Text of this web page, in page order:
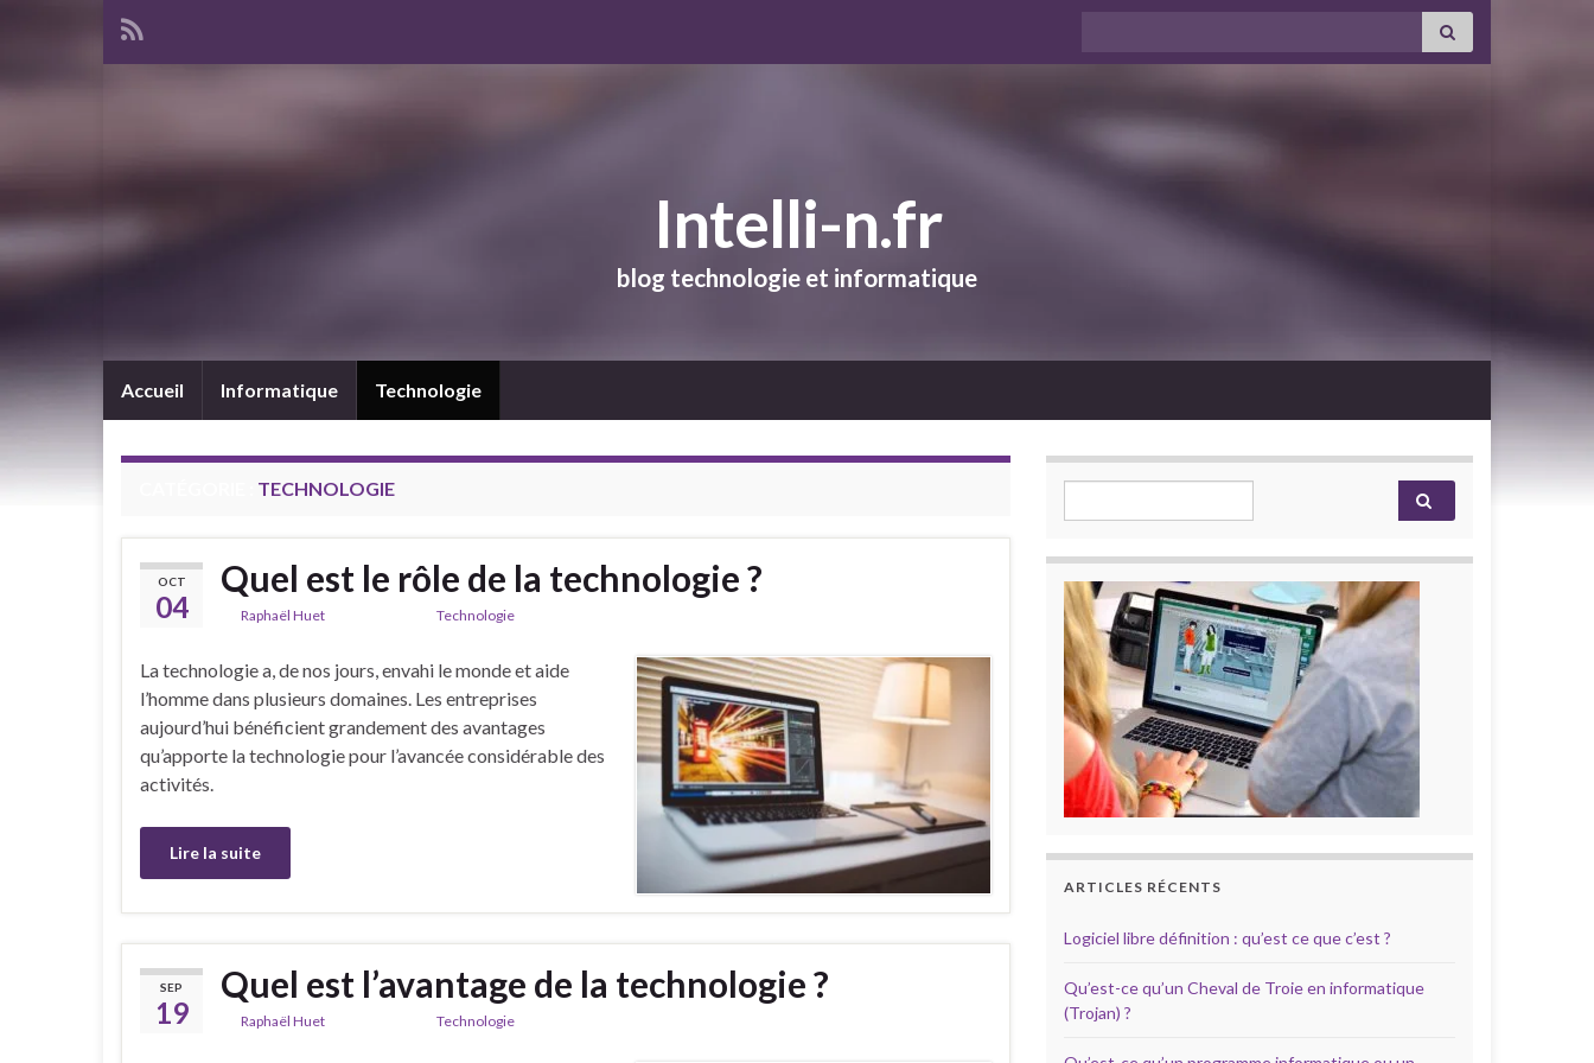
Intelli-n.fr
blog technologie et informatique
Accueil Informatique Technologie
TECHNOLOGIE
OCT
04
Quel est le rôle de la technologie ?
Raphaël Huet Technologie
La technologie a, de nos jours, envahi le monde et aide
l’homme dans plusieurs domaines. Les entreprises
aujourd’hui bénéficient grandement des avantages
qu’apporte la technologie pour l’avancée considérable des
activités.
Lire la suite
SEP
19
Quel est l’avantage de la technologie ?
Raphaël Huet Technologie
ARTICLES RÉCENTS
Logiciel libre définition : qu’est ce que c’est ?
Qu’est-ce qu’un Cheval de Troie en informatique
(Trojan) ?